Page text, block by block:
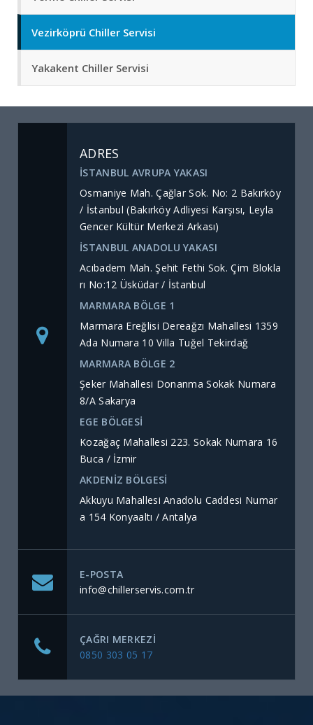
Vezirköprü Chiller Servisi
Yakakent Chiller Servisi
ADRES
İSTANBUL AVRUPA YAKASI
Osmaniye Mah. Çağlar Sok. No: 2 Bakırköy
/ İstanbul (Bakırköy Adliyesi Karşısı, Leyla
Gencer Kültür Merkezi Arkası)
İSTANBUL ANADOLU YAKASI
Acıbadem Mah. Şehit Fethi Sok. Çim Blokla
rı No:12 Üsküdar / İstanbul
MARMARA BÖLGE 1
Marmara Ereğlisi Dereağzı Mahallesi 1359
Ada Numara 10 Villa Tuğel Tekirdağ
MARMARA BÖLGE 2
Şeker Mahallesi Donanma Sokak Numara
8/A Sakarya
EGE BÖLGESİ
Kozağaç Mahallesi 223. Sokak Numara 16
Buca / İzmir
AKDENİZ BÖLGESİ
Akkuyu Mahallesi Anadolu Caddesi Numar
a 154 Konyaaltı / Antalya
E-POSTA
info@chillerservis.com.tr
ÇAĞRI MERKEZI
0850 303 05 17